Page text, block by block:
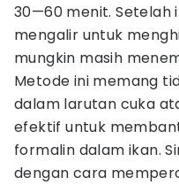
30—60 menit. Setelah
mengalir untuk
mungkin masih
Metode ini memang
dalam larutan cuka
efektif untuk
formalin dalam ikan.
dengan cara